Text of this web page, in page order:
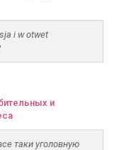
i w otwet
и
таки уголовную